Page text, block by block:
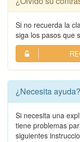
Si no recuerda la
siga los pasos que
¿Necesita ayuda?
Si necesita una
tiene problemas
siguientes